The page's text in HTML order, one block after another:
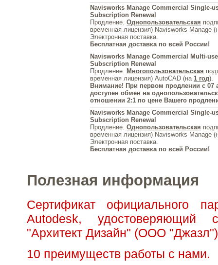
Navisworks Manage Commercial Single-
Subscription Renewal
Продление. Однопользовательская
временная лицензия) Navisworks Manage
Электронная поставка.
Бесплатная доставка по всей России!
Navisworks Manage Commercial Multi-
Subscription Renewal
Продление. Многопользовательская
временная лицензия) AutoCAD (на 1 год).
Внимание! При первом продлении с 07
доступен обмен на
отношении 2:1 по цене Вашего
Navisworks Manage Commercial Single-
Subscription Renewal
Продление. Однопользовательская
временная лицензия) Navisworks Manage
Электронная поставка.
Бесплатная доставка по всей России!
Полезная информация
Сертификат официального
Autodesk, удостоверяющий
"Архитект Дизайн" (ООО "Джазл")
10 преимуществ работы с нами.